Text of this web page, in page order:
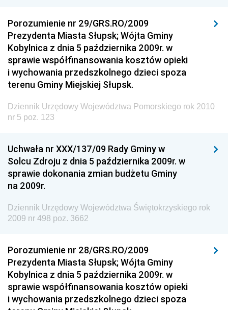
Żeglugi Śródlądowej
Dziennik Urzędowy Ministra Energii
Dziennik Urzędowy Ministra Finansów
Dziennik Urzędowy Ministra Sprawiedliwości
Dziennik Urzędowy Wyższego Urzędu Górniczego
Dziennik Urzędowy Ministra Przedsiębiorczości i
Technologii
Dziennik Urzędowy Ministra Inwestycji i Rozwoju
Dziennik Urzędowy Naczelnego Dyrektora Archiwów
Państwowych
Rozwoju
Dziennik Urzędowy Ministra Klimatu
Dziennik Urzędowy Ministra Sportu
Dziennik Urzędowy Ministra Funduszy i Polityki
Porozumienie nr 29/GRS.RO/2009
Prezydenta Miasta Słupsk; Wójta Gminy
Kobylnica z dnia 5 października 2009r. w
sprawie współfinansowania kosztów opieki
i wychowania przedszkolnego dzieci spoza
terenu Gminy Miejskiej Słupsk.
Dziennik Urzędowy Województwa Pomorskiego rok 2010
nr 5 poz. 123
Uchwała nr XXX/137/09 Rady Gminy w
Solcu Zdroju z dnia 5 października 2009r. w
sprawie dokonania zmian budżetu Gminy
na 2009r.
Dziennik Urzędowy Województwa Świętokrzyskiego rok
2009 nr 498 poz. 3662
Porozumienie nr 28/GRS.RO/2009
Prezydenta Miasta Słupsk; Wójta Gminy
Kobylnica z dnia 5 października 2009r. w
sprawie współfinansowania kosztów opieki
i wychowania przedszkolnego dzieci spoza